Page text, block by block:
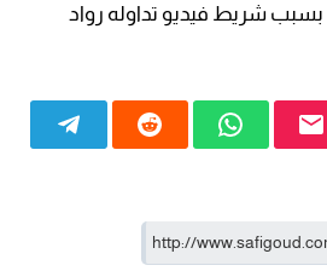
شريط فيديو تداوله رواد